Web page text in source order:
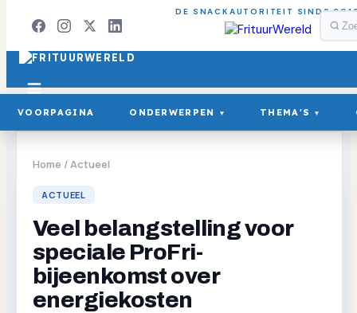
DE SNACKAUTORITEIT SINDS
VOORPAGINA ONDERWERPEN ▾ THEMA'S ▾
Home /Actueel
ACTUEEL
Veel belangstelling voor
speciale ProFri-
bijeenkomst over
energiekosten